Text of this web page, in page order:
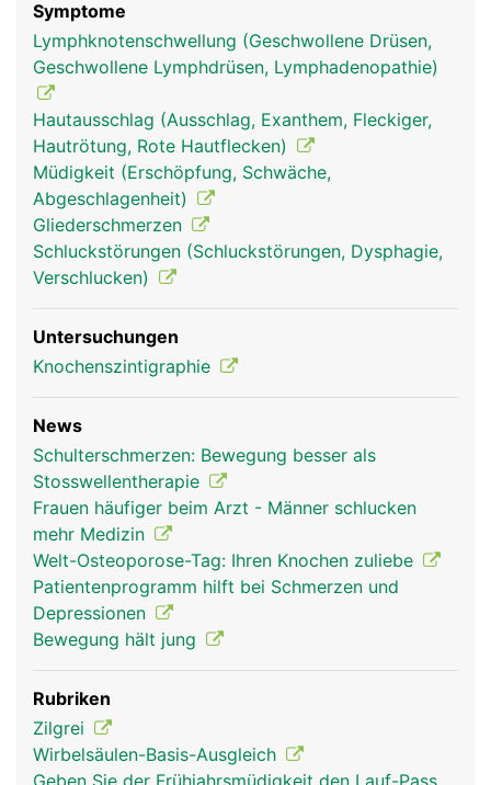
Symptome
Lymphknotenschwellung (Geschwollene Drüsen,
Geschwollene Lymphdrüsen, Lymphadenopathie)
Hautausschlag (Ausschlag, Exanthem, Fleckiger,
Hautrötung, Rote Hautflecken)
Müdigkeit (Erschöpfung, Schwäche,
Abgeschlagenheit)
Gliederschmerzen
Schluckstörungen (Schluckstörungen, Dysphagie,
Verschlucken)
Untersuchungen
Knochenszintigraphie
News
Schulterschmerzen: Bewegung besser als
Stosswellentherapie
Frauen häufiger beim Arzt - Männer schlucken
mehr Medizin
Welt-Osteoporose-Tag: Ihren Knochen zuliebe
Patientenprogramm hilft bei Schmerzen und
Depressionen
Bewegung hält jung
Rubriken
Zilgrei
Wirbelsäulen-Basis-Ausgleich
Geben Sie der Frühjahrsmüdigkeit den Lauf-Pass